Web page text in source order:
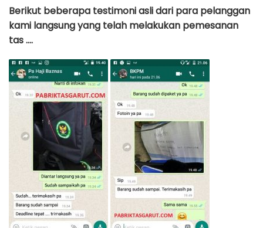
Berikut beberapa testimoni asli dari para pelanggan
kami langsung yang telah melakukan pemesanan
tas ….